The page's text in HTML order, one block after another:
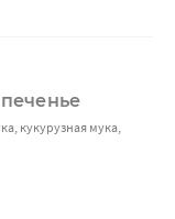
кукурузная мука,